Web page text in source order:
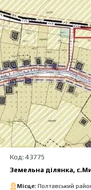
Код: 43775
Земельна ділянка,
Місце: Полтавський